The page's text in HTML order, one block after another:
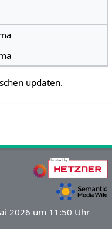
updaten.
2026 um 11:50 Uhr